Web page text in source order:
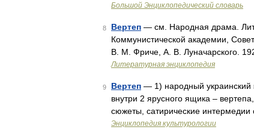
Большой Энциклопедический словарь
8 Вертеп — см. Народная драма.
Коммунистической академии,
В. М. Фриче, А. В. Луначарского.
Литературная энциклопедия
9 Вертеп — 1) народный украинский
внутри 2 ярусного ящика –
сюжеты, сатирические
Энциклопедия культурологии